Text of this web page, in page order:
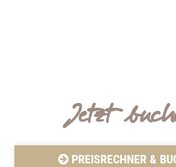
Jetzt
PREISRECHNER &